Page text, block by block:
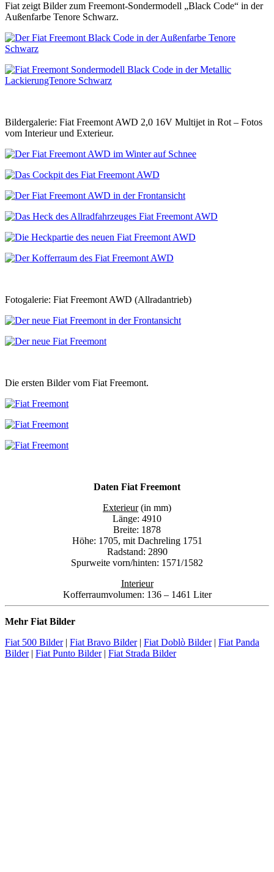
Fiat zeigt Bilder zum Freemont-Sondermodell „Black Code“ in der
Außenfarbe Tenore Schwarz.
Bildergalerie: Fiat Freemont AWD 2,0 16V Multijet in Rot – Fotos
vom Interieur und Exterieur.
Fotogalerie: Fiat Freemont AWD (Allradantrieb)
Die ersten Bilder vom Fiat Freemont.
Daten Fiat Freemont
Exterieur(in mm)
Länge: 4910
Breite: 1878
Höhe: 1705, mit Dachreling 1751
Radstand: 2890
Spurweite vorn/hinten: 1571/1582
Interieur
Kofferraumvolumen: 136 – 1461 Liter
Mehr Fiat Bilder
Fiat 500 Bilder| Fiat Bravo Bilder| Fiat Doblò Bilder| Fiat Panda
Bilder| Fiat Punto Bilder| Fiat Strada Bilder